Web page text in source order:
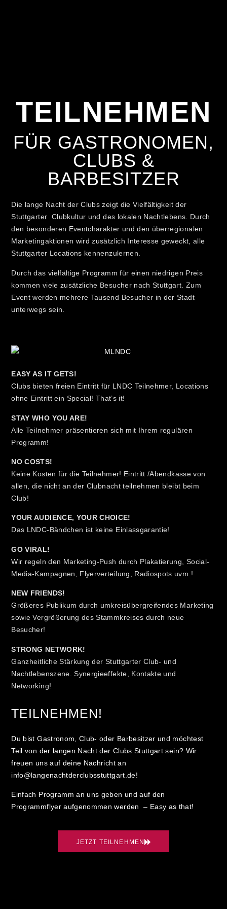
TEILNEHMEN
FÜR GASTRONOMEN,
CLUBS &
BARBESITZER
Die lange Nacht der Clubs zeigt die Vielfältigkeit der
Stuttgarter Clubkultur und des lokalen Nachtlebens. Durch
den besonderen Eventcharakter und den überregionalen
Marketingaktionen wird zusätzlich Interesse geweckt, alle
Stuttgarter Locations kennenzulernen.
Durch das vielfältige Programm für einen niedrigen Preis
kommen viele zusätzliche Besucher nach Stuttgart. Zum
Event werden mehrere Tausend Besucher in der Stadt
unterwegs sein.
EASY AS IT GETS!
Clubs bieten freien Eintritt für LNDC Teilnehmer, Locations
ohne Eintritt ein Special! That’s it!
STAY WHO YOU ARE!
Alle Teilnehmer präsentieren sich mit Ihrem regulären
Programm!
NO COSTS!
Keine Kosten für die Teilnehmer! Eintritt /Abendkasse von
allen, die nicht an der Clubnacht teilnehmen bleibt beim
Club!
YOUR AUDIENCE, YOUR CHOICE!
Das LNDC-Bändchen ist keine Einlassgarantie!
GO VIRAL!
Wir regeln den Marketing-Push durch Plakatierung, Social-
Media-Kampagnen, Flyerverteilung, Radiospots uvm.!
NEW FRIENDS!
Größeres Publikum durch umkreisübergreifendes Marketing
sowie Vergrößerung des Stammkreises durch neue
Besucher!
STRONG NETWORK!
Ganzheitliche Stärkung der Stuttgarter Club- und
Nachtlebenszene. Synergieeffekte, Kontakte und
Networking!
TEILNEHMEN!
Du bist Gastronom, Club- oder Barbesitzer und möchtest
Teil von der langen Nacht der Clubs Stuttgart sein? Wir
freuen uns auf deine Nachricht an
info@langenachtderclubsstuttgart.de!
Einfach Programm an uns geben und auf den
Programmflyer aufgenommen werden – Easy as that!
JETZT TEILNEHMEN